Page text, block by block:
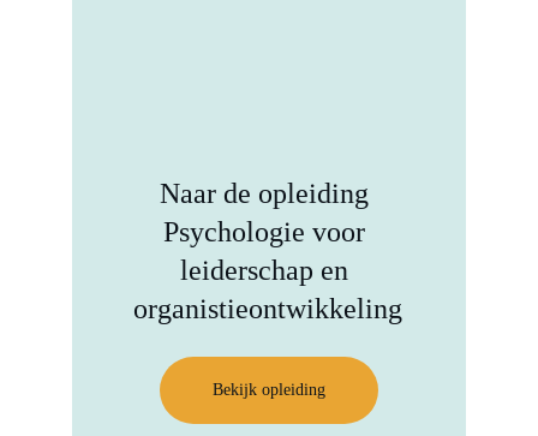
Naar de opleiding
Psychologie voor
leiderschap en
organistieontwikkeling
Bekijk opleiding